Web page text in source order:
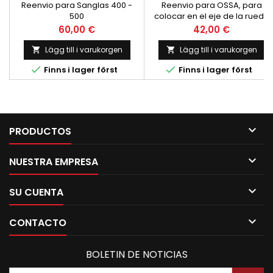
Reenvio para Sanglas 400 -
500
Pris
60,00 €
 Lägg till i varukorgen
 Finns i lager först
EJE 12
Reenvio para OSSA, para
colocar en el eje de la rueda
delantera en el lado
IZQUIERDO. Para eje de
diametro interior de 12mm.
Nuevo
Pris
42,00 €
 Lägg till i varukorgen
 Finns i lager först
PRODUCTOS 
NUESTRA EMPRESA 
SU CUENTA 
CONTACTO 
BOLETIN DE NOTICIAS